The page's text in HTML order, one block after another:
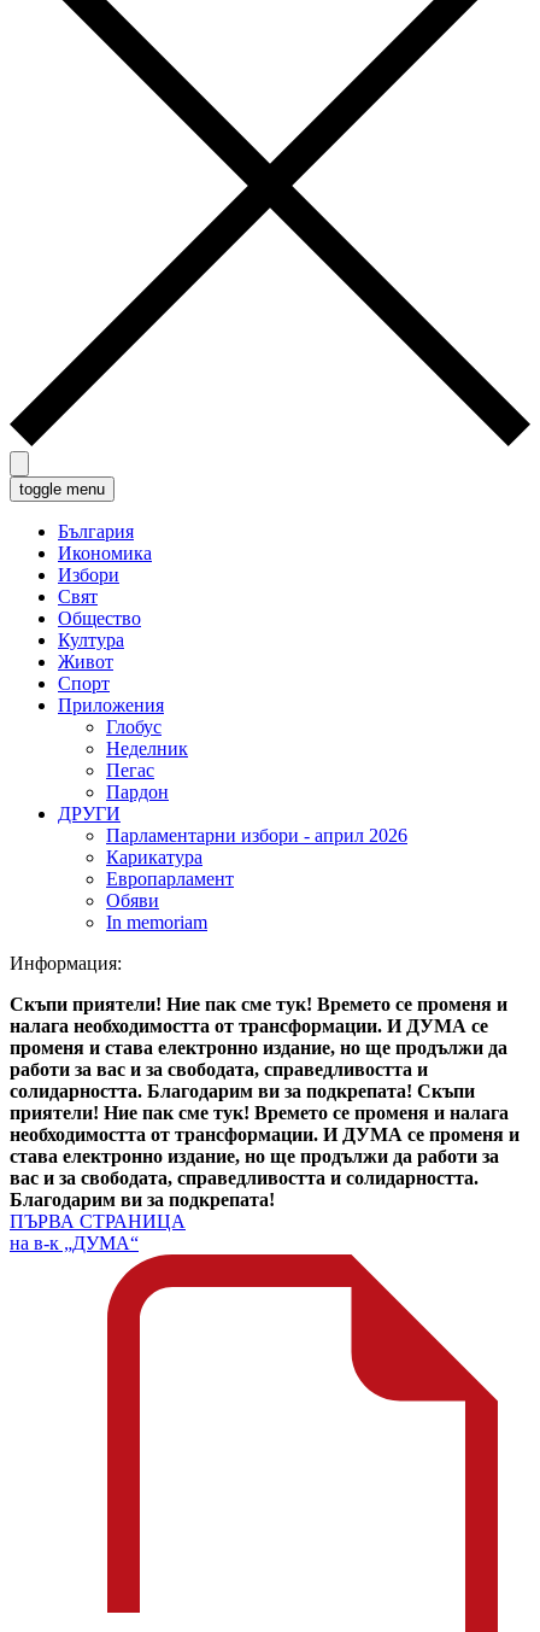
toggle menu
България
Икономика
Избори
Свят
Общество
Култура
Живот
Спорт
Приложения
Глобус
Неделник
Пегас
Пардон
ДРУГИ
Парламентарни избори - април 2026
Карикатура
Европарламент
Обяви
In memoriam
Информация:
Скъпи приятели! Ние пак сме тук! Времето се променя и
налага необходимостта от трансформации. И ДУМА се
променя и става електронно издание, но ще продължи да
работи за вас и за свободата, справедливостта и
солидарността. Благодарим ви за подкрепата! Скъпи
приятели! Ние пак сме тук! Времето се променя и налага
необходимостта от трансформации. И ДУМА се променя и
става електронно издание, но ще продължи да работи за
вас и за свободата, справедливостта и солидарността.
Благодарим ви за подкрепата!
ПЪРВА СТРАНИЦА
на в-к „ДУМА“